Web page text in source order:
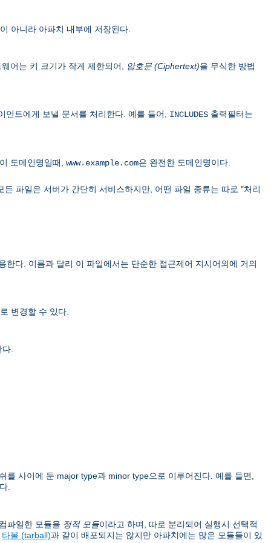
아니라 아파치 내부에 저장된다.
어는 키 크기가 작게 제한되어, 암호문 (Ciphertext)을 무식한 방법
트에게 보낼 문서를 처리한다. 예를 들어, INCLUDES 출력필터는
이 도메인명일때, www.example.com은 완전한 도메인명이다.
파일은 서버가 간단히 서비스하지만, 어떤 파일 종류는 따로 "처리
다. 이름과 달리 이 파일에서는 단순한 접근제어 지시어외에 거의
변경할 수 있다.
.
사이에 둔 major type과 minor type으로 이루어진다. 예를 들면,
.
파일한 모듈을 정적 모듈이라고 하며, 따로 분리되어 실행시 선택적
타볼 (tarball)과 같이 배포되지는 않지만 아파치에는 많은 모듈들이 있